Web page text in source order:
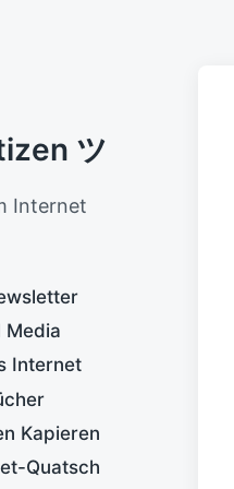
ツ
Internet
Media
Internet
Kapieren
Quatsch